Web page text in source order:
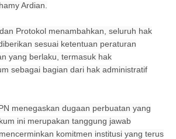
Ardian.
Protokol menambahkan, seluruh hak
sesuai ketentuan peraturan
yang berlaku, termasuk hak
sebagai bagian dari hak administratif
menegaskan dugaan perbuatan yang
ini merupakan tanggung jawab
komitmen institusi yang terus